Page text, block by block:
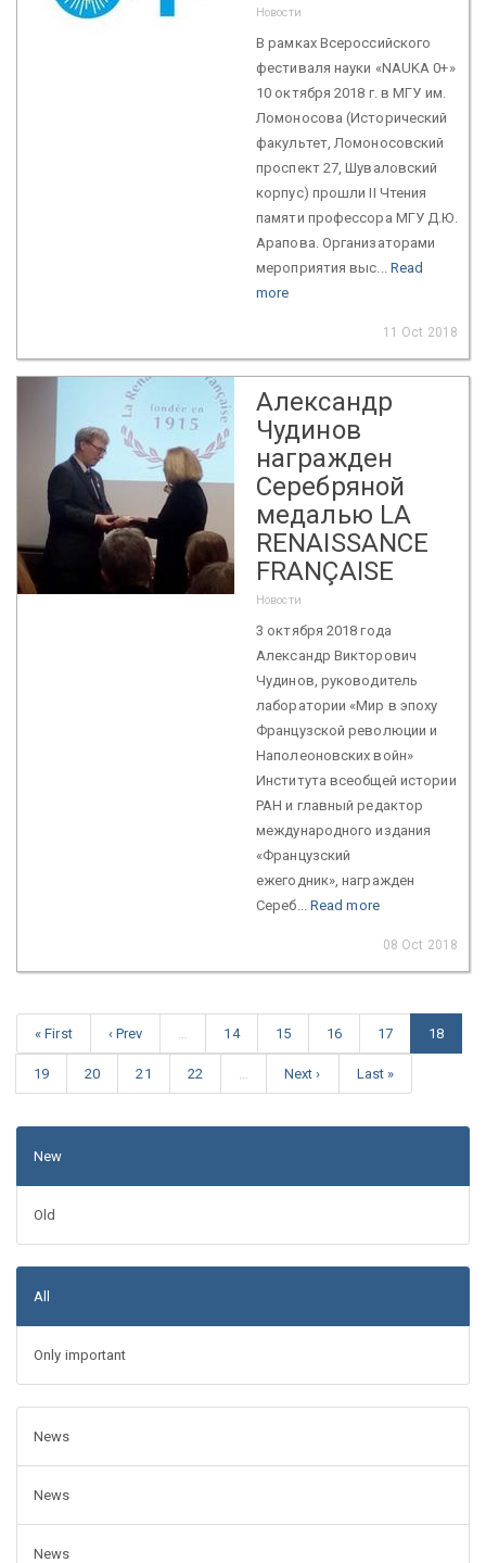
Новости
В рамках Всероссийского
фестиваля науки «NAUKA 0+»
10 октября 2018 г. в МГУ им.
Ломоносова (Исторический
факультет, Ломоносовский
проспект 27, Шуваловский
корпус) прошли II Чтения
памяти профессора МГУ Д.Ю.
Арапова. Организаторами
мероприятия выс... Read
more
11 Oct 2018
Александр
Чудинов
награжден
Серебряной
медалью LA
RENAISSANCE
FRANÇAISE
Новости
3 октября 2018 года
Александр Викторович
Чудинов, руководитель
лаборатории «Мир в эпоху
Французской революции и
Наполеоновских войн»
Института всеобщей истории
РАН и главный редактор
международного издания
«Французский
ежегодник», награжден
Сереб... Read more
08 Oct 2018
« First ‹ Prev 14 15 16 17 18
19 20 21 22 Next › Last »
New
Old
All
Only important
News
News
News